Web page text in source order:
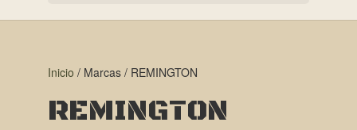
Inicio / Marcas / REMINGTON
REMINGTON